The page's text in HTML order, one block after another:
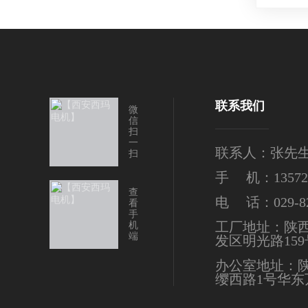
微
信
扫
一
扫
查
看
手
机
端
联系我们
联系人：张先
手 机：
电 话：029-
工厂地址：陕
发区明光路159
办公室地址：
缨西路1号华